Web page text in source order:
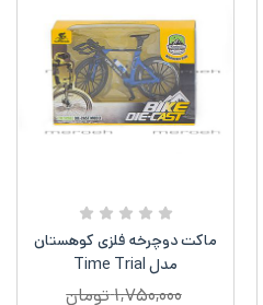
ماکت دوچرخه فلزی کوهستان
مدل Time Trial
۱,۷۵۰,۰۰۰تومان